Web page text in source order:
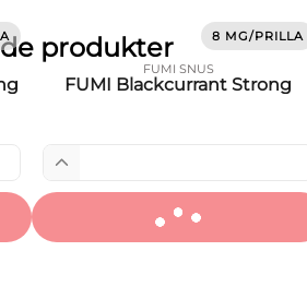
produkter 8 MG/PRILLA
FUMI SNUS
FUMI Blackcurrant Strong